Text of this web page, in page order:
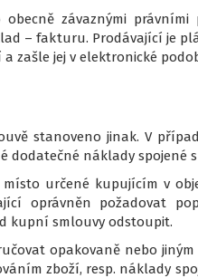
závaznými právními
– fakturu. Prodávající je
zašle jej v elektronické
stanoveno jinak. V
náklady spojené
určené kupujícím v
oprávněn požadovat
kupní smlouvy odstoupit.
opakovaně nebo jiným
zboží, resp. náklady